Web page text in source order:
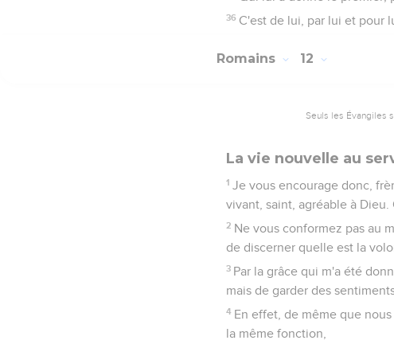
36 C'est de lui, par lui et pour
Romains 12
Seuls les Évangiles
La vie nouvelle au
1 Je vous encourage donc,
vivant, saint, agréable à
2 Ne vous conformez pas au
de discerner quelle est la
3 Par la grâce qui m'a été
mais de garder des
4 En effet, de même que
la même fonction,